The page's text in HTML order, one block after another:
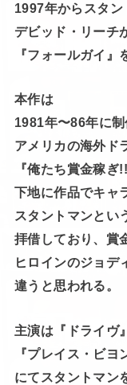
1997年からスタ
デビッド・リーチ
『フォールガイ』
本作は
1981年〜86年に
アメリカの海外ド
『俺たち賞金稼
下地に作品でキャ
スタントマンとい
拝借しており、賞
ヒロインのジョデ
違うと思われる。
主演は『ドライヴ』
『プレイス・ビヨ
にてスタントマン